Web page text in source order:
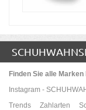
Finden Sie alle Marken
Instagram -
Trends
Zahlarten